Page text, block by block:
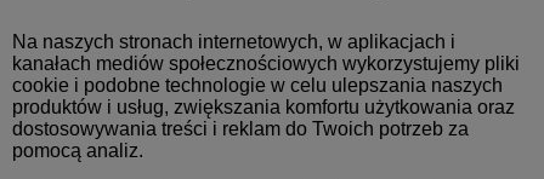
Na naszych stronach internetowych, w aplikacjach i
kanałach mediów społecznościowych wykorzystujemy pliki
cookie i podobne technologie w celu ulepszania naszych
produktów i usług, zwiększania komfortu użytkowania oraz
dostosowywania treści i reklam do Twoich potrzeb za
pomocą analiz.